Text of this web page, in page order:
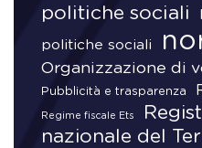
politiche sociali
politiche sociali
Organizzazione di
Pubblicità e trasparenza
Regime fiscale Ets
nazionale del